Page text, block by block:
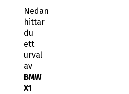
Nedan
hittar
du
ett
urval
av
BMW
X1